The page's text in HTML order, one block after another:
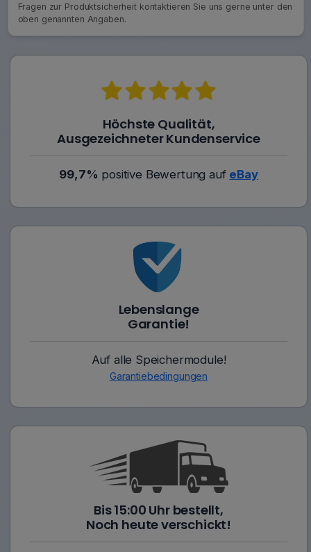
Fragen zur Produktsicherheit kontaktieren Sie uns gerne unter den
oben genannten Angaben.
Höchste Qualität,
Ausgezeichneter Kundenservice
99,7% positive Bewertung auf eBay
Lebenslange
Garantie!
Auf alle Speichermodule!
Garantiebedingungen
Bis 15:00 Uhr bestellt,
Noch heute verschickt!